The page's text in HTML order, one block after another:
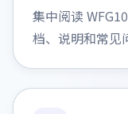
集中阅读
档、说明和常见